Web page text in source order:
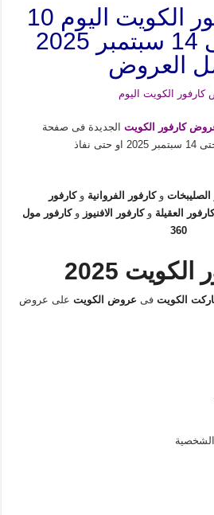
عروض كارفور الكويت اليوم 10
سبتمبر حتى 14 سبتمبر 2025
العروض
الكويت اليوم
كارفور الكويت الجديدة فى صفحة
واحدة و ذلك من 10 سبتمبر حتى 14 سبتمبر 2025 او حتى نفاذ
الصليبخات و كارفور الفروانيةو كارفور
العقيلة و كارفور الافنيوز و كارفور مول
360
2025
الكويت فى عروض الكويتعلى عروض
الشخصية